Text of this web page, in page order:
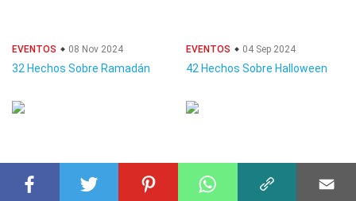
EVENTOS 08 Nov 2024
32 Hechos Sobre Ramadán
EVENTOS 04 Sep 2024
42 Hechos Sobre Halloween